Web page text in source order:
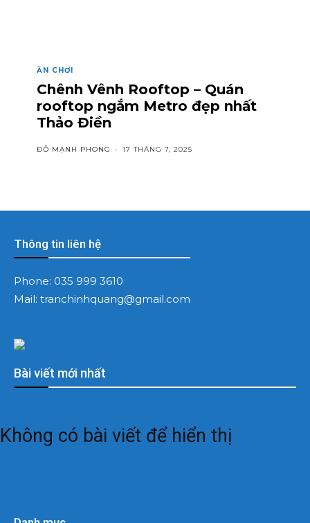
ĂN CHƠI
Chênh Vênh Rooftop – Quán
rooftop ngắm Metro đẹp nhất
Thảo Điền
ĐỖ MẠNH PHONG - 17 THÁNG 7, 2025
Bài viết mới nhất
Không có bài viết để hiển thị
Thông tin liên hệ
Phone: 035 999 3610
Mail: tranchinhquang@gmail.com